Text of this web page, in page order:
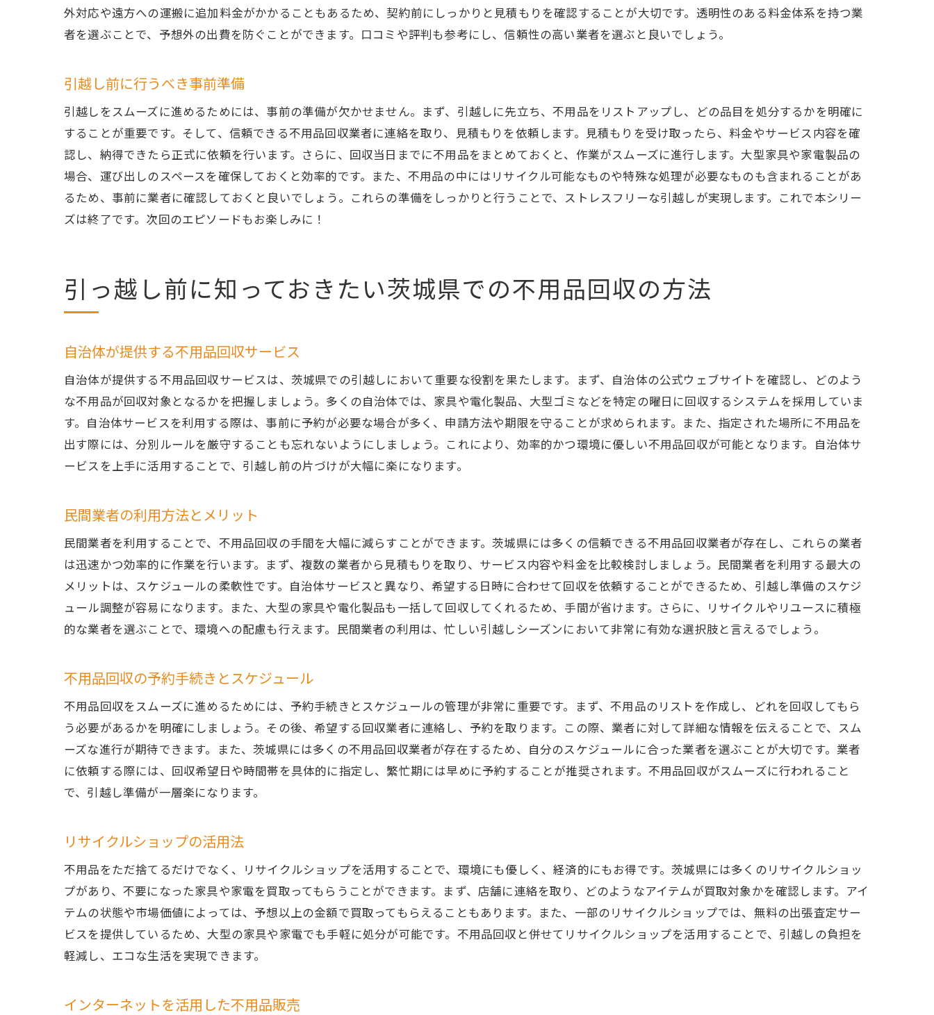
リサイクル業者の活用ポイント
不用品回収と引越しの同時進行方法
不用品の分類方法とそのメリット
茨城県での引越しを簡単にするための不用品回収ガイド
不用品回収業者の一覧と特徴
お得な不用品回収パッケージ
不用品回収と引越しの同時進行術
引越しと不用品回収の一括サービス利用法
引越し準備に必須！茨城県での不用品回収の最適な方法
不用品回収の予約と手続き
引越し前の不用品整理のコツ
効率的な不用品回収のテクニック
引越し後の落ち着いた生活のための不用品整理
外対応や遠方への運搬に追加料金がかかることもあるため、契約前にしっかりと見積もりを確認することが大切です。透明性のある料金体系を持つ業
者を選ぶことで、予想外の出費を防ぐことができます。口コミや評判も参考にし、信頼性の高い業者を選ぶと良いでしょう。
引越し前に行うべき事前準備
引越しをスムーズに進めるためには、事前の準備が欠かせません。まず、引越しに先立ち、不用品をリストアップし、どの品目を処分するかを明確に
することが重要です。そして、信頼できる不用品回収業者に連絡を取り、見積もりを依頼します。見積もりを受け取ったら、料金やサービス内容を確
認し、納得できたら正式に依頼を行います。さらに、回収当日までに不用品をまとめておくと、作業がスムーズに進行します。大型家具や家電製品の
場合、運び出しのスペースを確保しておくと効率的です。また、不用品の中にはリサイクル可能なものや特殊な処理が必要なものも含まれることがあ
るため、事前に業者に確認しておくと良いでしょう。これらの準備をしっかりと行うことで、ストレスフリーな引越しが実現します。これで本シリー
ズは終了です。次回のエピソードもお楽しみに！
引っ越し前に知っておきたい茨城県での不用品回収の方法
自治体が提供する不用品回収サービス
自治体が提供する不用品回収サービスは、茨城県での引越しにおいて重要な役割を果たします。まず、自治体の公式ウェブサイトを確認し、どのよう
な不用品が回収対象となるかを把握しましょう。多くの自治体では、家具や電化製品、大型ゴミなどを特定の曜日に回収するシステムを採用していま
す。自治体サービスを利用する際は、事前に予約が必要な場合が多く、申請方法や期限を守ることが求められます。また、指定された場所に不用品を
出す際には、分別ルールを厳守することも忘れないようにしましょう。これにより、効率的かつ環境に優しい不用品回収が可能となります。自治体サ
ービスを上手に活用することで、引越し前の片づけが大幅に楽になります。
民間業者の利用方法とメリット
民間業者を利用することで、不用品回収の手間を大幅に減らすことができます。茨城県には多くの信頼できる不用品回収業者が存在し、これらの業者
は迅速かつ効率的に作業を行います。まず、複数の業者から見積もりを取り、サービス内容や料金を比較検討しましょう。民間業者を利用する最大の
メリットは、スケジュールの柔軟性です。自治体サービスと異なり、希望する日時に合わせて回収を依頼することができるため、引越し準備のスケジ
ュール調整が容易になります。また、大型の家具や電化製品も一括して回収してくれるため、手間が省けます。さらに、リサイクルやリユースに積極
的な業者を選ぶことで、環境への配慮も行えます。民間業者の利用は、忙しい引越しシーズンにおいて非常に有効な選択肢と言えるでしょう。
不用品回収の予約手続きとスケジュール
不用品回収をスムーズに進めるためには、予約手続きとスケジュールの管理が非常に重要です。まず、不用品のリストを作成し、どれを回収してもら
う必要があるかを明確にしましょう。その後、希望する回収業者に連絡し、予約を取ります。この際、業者に対して詳細な情報を伝えることで、スム
ーズな進行が期待できます。また、茨城県には多くの不用品回収業者が存在するため、自分のスケジュールに合った業者を選ぶことが大切です。業者
に依頼する際には、回収希望日や時間帯を具体的に指定し、繁忙期には早めに予約することが推奨されます。不用品回収がスムーズに行われること
で、引越し準備が一層楽になります。
リサイクルショップの活用法
不用品をただ捨てるだけでなく、リサイクルショップを活用することで、環境にも優しく、経済的にもお得です。茨城県には多くのリサイクルショッ
プがあり、不要になった家具や家電を買取ってもらうことができます。まず、店舗に連絡を取り、どのようなアイテムが買取対象かを確認します。アイ
テムの状態や市場価値によっては、予想以上の金額で買取ってもらえることもあります。また、一部のリサイクルショップでは、無料の出張査定サー
ビスを提供しているため、大型の家具や家電でも手軽に処分が可能です。不用品回収と併せてリサイクルショップを活用することで、引越しの負担を
軽減し、エコな生活を実現できます。
インターネットを活用した不用品販売